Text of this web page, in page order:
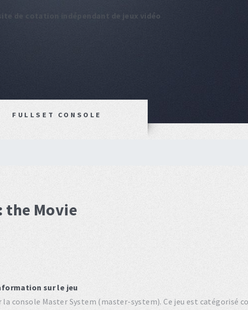
de cotation indépendant de jeux vidéo
FULLSET CONSOLE
the Movie
sur le jeu
console Master System (master-system). Ce jeu est catégorisé